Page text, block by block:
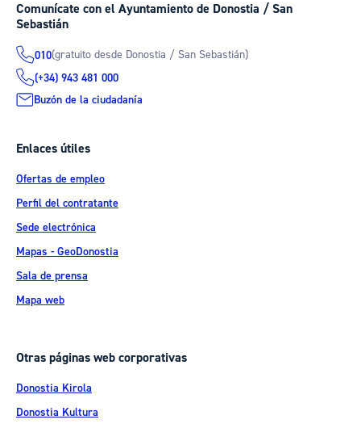
Comunícate con el Ayuntamiento de Donostia / San
Sebastián
010(gratuito desde Donostia / San Sebastián)
(+34) 943 481 000
Buzón de la ciudadanía
Enlaces útiles
Ofertas de empleo
Perfil del contratante
Sede electrónica
Mapas - GeoDonostia
Sala de prensa
Mapa web
Otras páginas web corporativas
Donostia Kirola
Donostia Kultura